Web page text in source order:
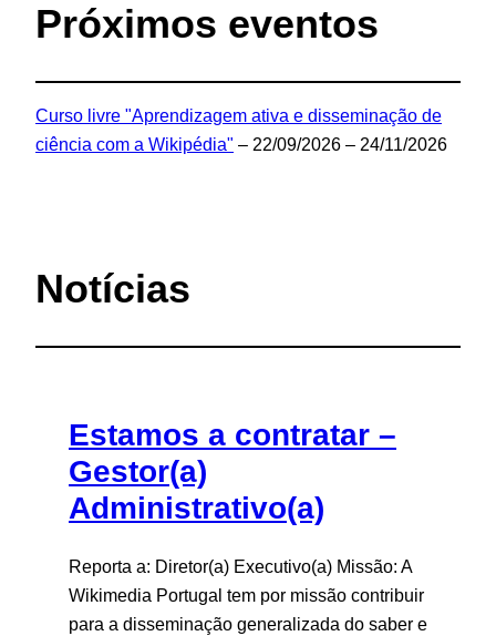
Próximos eventos
Curso livre "Aprendizagem ativa e disseminação de
ciência com a Wikipédia" – 22/09/2026 – 24/11/2026
Notícias
Estamos a contratar –
Gestor(a)
Administrativo(a)
Reporta a: Diretor(a) Executivo(a) Missão: A
Wikimedia Portugal tem por missão contribuir
para a disseminação generalizada do saber e